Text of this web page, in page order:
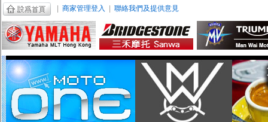
商家管理登入 聯絡我們及提供意見